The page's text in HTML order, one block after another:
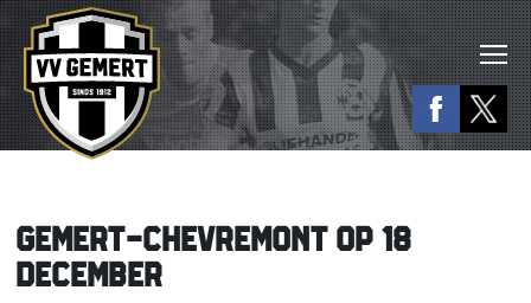
GEMERT-CHEVREMONT OP 18
DECEMBER